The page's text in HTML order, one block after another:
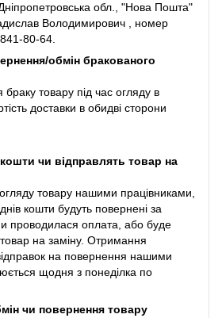
обл., "Нова Пошта"
Володимирович , номер
80-64.
обмін бракованого
товару під час огляду в
доставки в обидві сторони
чи відправлять товар на
товару нашими працівниками,
кошти будуть повернені за
проводилася оплата, або буде
на заміну. Отримання
на повернення нашими
щодня з понеділка по
чи повернення товару